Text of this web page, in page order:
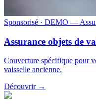
Sponsorisé · DEMO —
Assurance objets de
Couverture spécifique pour
vaisselle ancienne.
Découvrir →